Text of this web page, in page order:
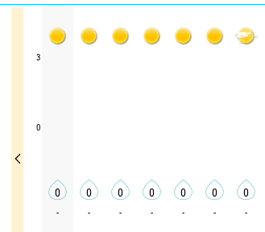
3
0
0 0 0 0 0 0 0
- - - - - - -